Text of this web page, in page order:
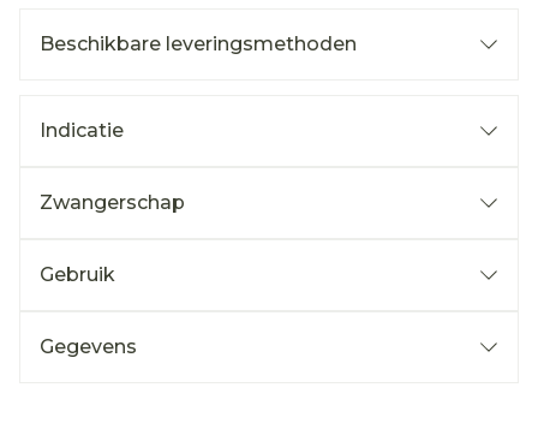
Beschikbare leveringsmethoden
Indicatie
Zwangerschap
Gebruik
Gegevens